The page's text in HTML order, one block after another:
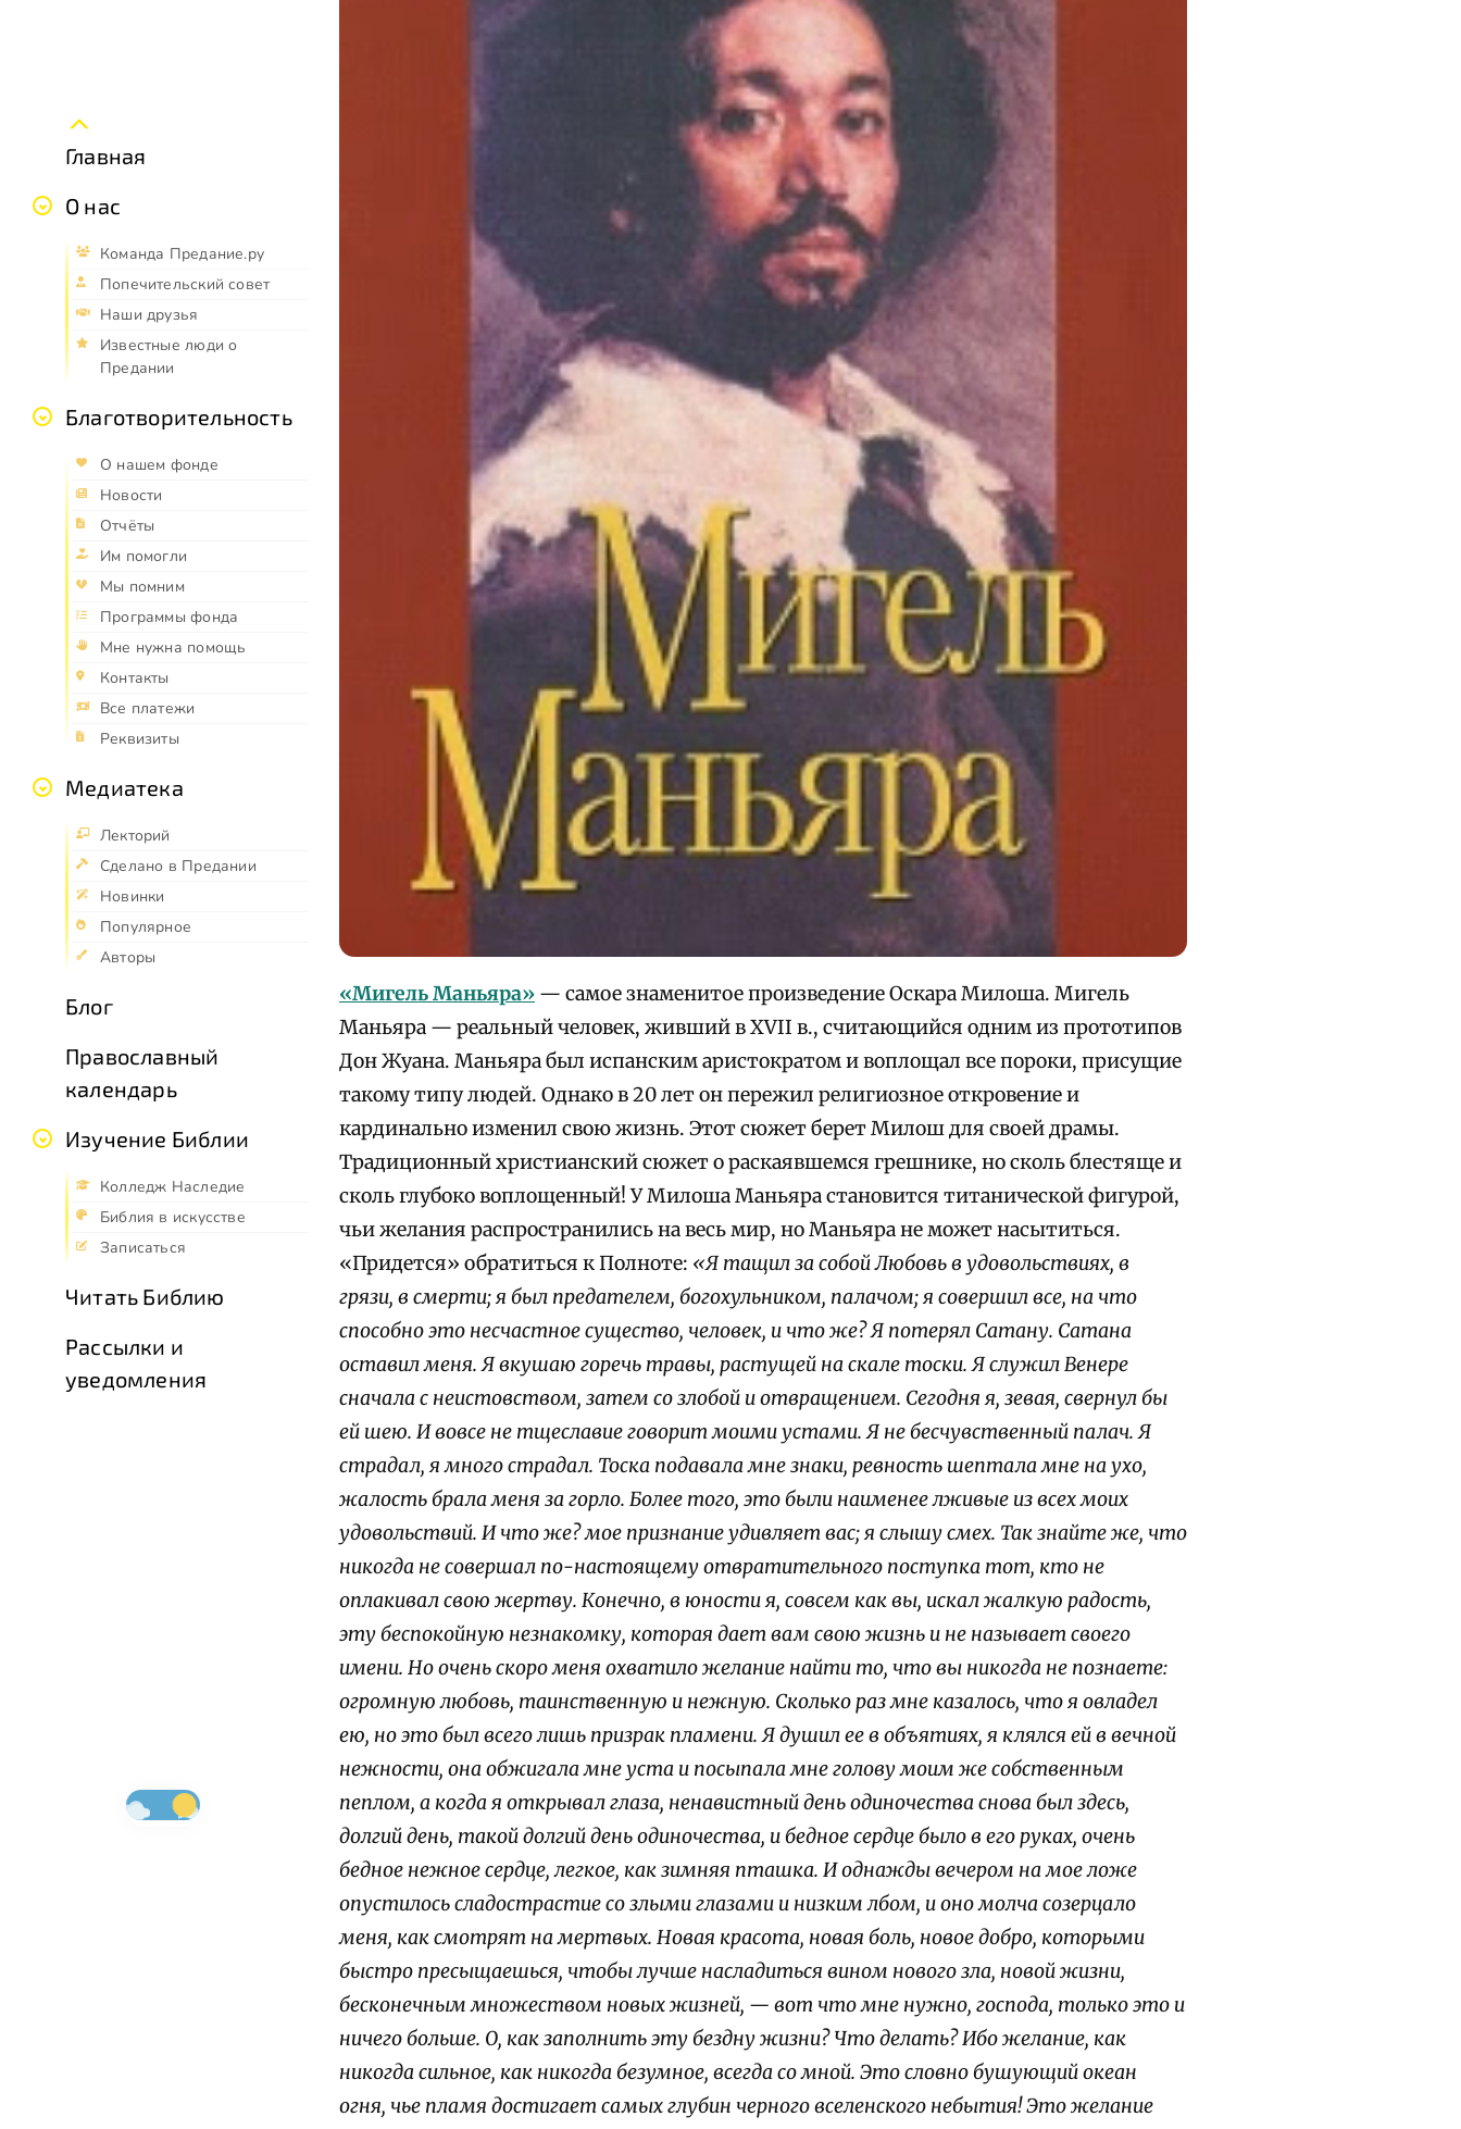
Главная
О нас
Команда Предание.ру
Попечительский совет
Наши друзья
Известные люди о
Предании
Благотворительность
О нашем фонде
Новости
Отчёты
Им помогли
Мы помним
Программы фонда
Мне нужна помощь
Контакты
Все платежи
Реквизиты
Медиатека
Лекторий
Сделано в Предании
Новинки
Популярное
Авторы
Блог
Православный
календарь
Изучение Библии
Колледж Наследие
Библия в искусстве
Записаться
Читать Библию
Рассылки и
уведомления
«Мигель Маньяра» — самое знаменитое произведение Оскара Милоша. Мигель
Маньяра — реальный человек, живший в XVII в., считающийся одним из прототипов
Дон Жуана. Маньяра был испанским аристократом и воплощал все пороки, присущие
такому типу людей. Однако в 20 лет он пережил религиозное откровение и
кардинально изменил свою жизнь. Этот сюжет берет Милош для своей драмы.
Традиционный христианский сюжет о раскаявшемся грешнике, но сколь блестяще и
сколь глубоко воплощенный! У Милоша Маньяра становится титанической фигурой,
чьи желания распространились на весь мир, но Маньяра не может насытиться.
«Придется» обратиться к Полноте: «Я тащил за собой Любовь в удовольствиях, в
грязи, в смерти; я был предателем, богохульником, палачом; я совершил все, на что
способно это несчастное существо, человек, и что же? Я потерял Сатану. Сатана
оставил меня. Я вкушаю горечь травы, растущей на скале тоски. Я служил Венере
сначала с неистовством, затем со злобой и отвращением. Сегодня я, зевая, свернул бы
ей шею. И вовсе не тщеславие говорит моими устами. Я не бесчувственный палач. Я
страдал, я много страдал. Тоска подавала мне знаки, ревность шептала мне на ухо,
жалость брала меня за горло. Более того, это были наименее лживые из всех моих
удовольствий. И что же? мое признание удивляет вас; я слышу смех. Так знайте же, что
никогда не совершал по-настоящему отвратительного поступка тот, кто не
оплакивал свою жертву. Конечно, в юности я, совсем как вы, искал жалкую радость,
эту беспокойную незнакомку, которая дает вам свою жизнь и не называет своего
имени. Но очень скоро меня охватило желание найти то, что вы никогда не познаете:
огромную любовь, таинственную и нежную. Сколько раз мне казалось, что я овладел
ею, но это был всего лишь призрак пламени. Я душил ее в объятиях, я клялся ей в вечной
нежности, она обжигала мне уста и посыпала мне голову моим же собственным
пеплом, а когда я открывал глаза, ненавистный день одиночества снова был здесь,
долгий день, такой долгий день одиночества, и бедное сердце было в его руках, очень
бедное нежное сердце, легкое, как зимняя пташка. И однажды вечером на мое ложе
опустилось сладострастие со злыми глазами и низким лбом, и оно молча созерцало
меня, как смотрят на мертвых. Новая красота, новая боль, новое добро, которыми
быстро пресыщаешься, чтобы лучше насладиться вином нового зла, новой жизни,
бесконечным множеством новых жизней, — вот что мне нужно, господа, только это и
ничего больше. О, как заполнить эту бездну жизни? Что делать?Ибо желание, как
никогда сильное, как никогда безумное, всегда со мной. Это словно бушующий океан
огня, чье пламя достигает самых глубин черного вселенского небытия!Это желание